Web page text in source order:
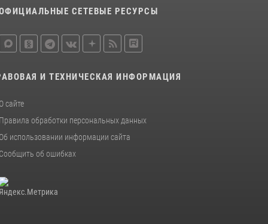
СЕТЕВЫЕ РЕСУРСЫ
И ТЕХНИЧЕСКАЯ ИНФОРМАЦИЯ
О сайте
Правила обработки персональных данных
Об использовании информации сайта
Сообщить об ошибках